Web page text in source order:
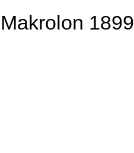
Makrolon 1899